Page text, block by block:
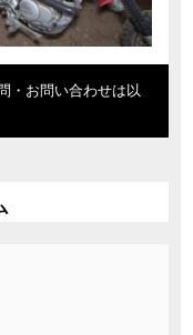
・お問い合わせは以